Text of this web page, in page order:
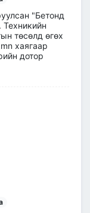
"Бетонд
Техникийн
төсөлд өгөх
хаягаар
дотор